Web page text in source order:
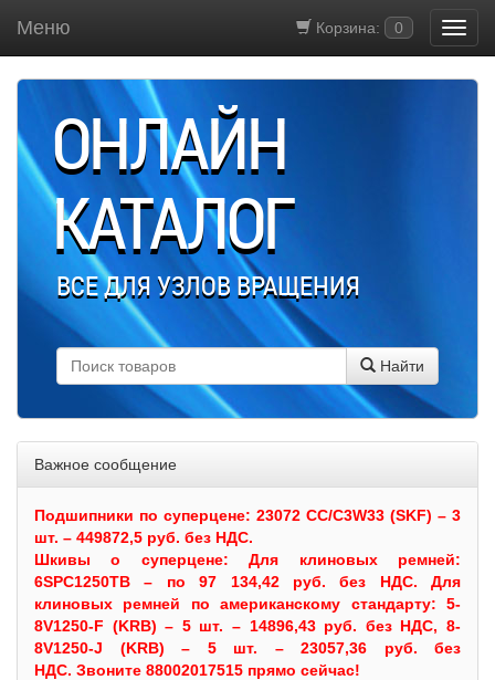
Корзина: 0
Меню
ОНЛАЙН
КАТАЛОГ
ВСЕ ДЛЯ УЗЛОВ ВРАЩЕНИЯ
Найти
Важное сообщение
Подшипники по суперцене: 23072 CC/C3W33 (SKF) – 3
шт. – 449872,5 руб. без НДС.
Шкивыо суперцене:Для клиновых ремней:
6SPC1250TB – по 97 134,42 руб. без НДС. Для
клиновых ремней по американскому стандарту: 5-
8V1250-F (KRB) – 5 шт. – 14896,43 руб. без НДС, 8-
8V1250-J (KRB) – 5 шт. – 23057,36 руб. без
НДС. Звоните 88002017515 прямо сейчас!